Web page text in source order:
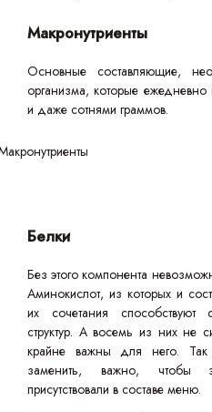
Макронутриенты
Основные составляющие,
организма, которые
и даже сотнями граммов.
Белки
Без этого компонента
Аминокислот, из которых и
их сочетания
структур. А восемь из них не
крайне важны для него.
заменить, важно, чтобы
присутствовали в составе меню.